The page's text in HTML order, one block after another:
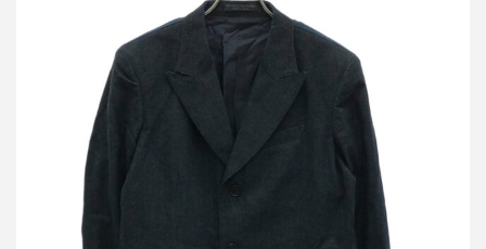
レギュレーション ヨウジヤマモト メン 15SS 2Bデニムテーラー
ドジャケット&デニムタックパンツ セットアップ
買取金額21,600円
詳しく見る